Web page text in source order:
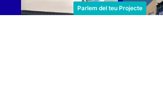
Parlem del teu Projecte